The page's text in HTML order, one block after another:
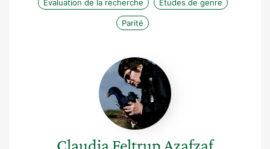
Évaluation de la recherche Études de genre
Parité
Claudia
Feltrup
Azafzaf
ClaudiaFeltrup Azafzaf